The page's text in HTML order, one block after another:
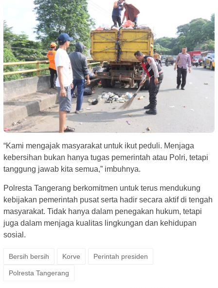
“Kami mengajak masyarakat untuk ikut peduli. Menjaga
kebersihan bukan hanya tugas pemerintah atau Polri, tetapi
tanggung jawab kita semua,” imbuhnya.
Polresta Tangerang berkomitmen untuk terus mendukung
kebijakan pemerintah pusat serta hadir secara aktif di tengah
masyarakat. Tidak hanya dalam penegakan hukum, tetapi
juga dalam menjaga kualitas lingkungan dan kehidupan
sosial.
Bersih bersih Korve Perintah presiden
Polresta Tangerang